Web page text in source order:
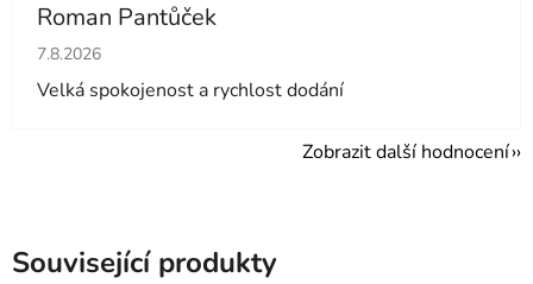
Roman Pantůček
Hodnocení obchodu je 5 z 5 hvězdiček.
7.8.2026
Velká spokojenost a rychlost dodání
Zobrazit další hodnocení
Související produkty